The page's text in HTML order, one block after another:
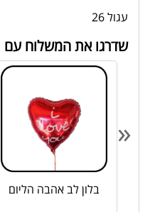
עגול 26
שדרגו את המשלוח עם
בלון לב אהבה הליום
«